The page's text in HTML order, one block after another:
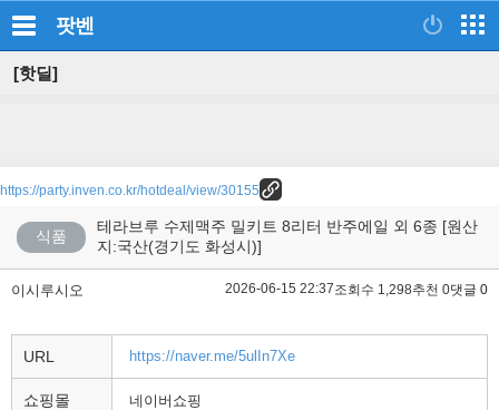
팟벤
[핫딜]
https://party.inven.co.kr/hotdeal/view/30155
식품
테라브루 수제맥주 밀키트 8리터 반주에일 외 6종 [원산
지:국산(경기도 화성시)]
이시루시오 2026-06-15 22:37조회수 1,298추천 0댓글 0
URL https://naver.me/5ulIn7Xe
쇼핑몰 네이버쇼핑